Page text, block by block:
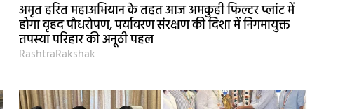
अमृत हरित महाअभियान के तहत आज अमकुही फिल्टर प्लांट में
होगा वृहद पौधरोपण, पर्यावरण संरक्षण की दिशा में निगमायुक्त
तपस्या परिहार की अनूठी पहल
RashtraRakshak